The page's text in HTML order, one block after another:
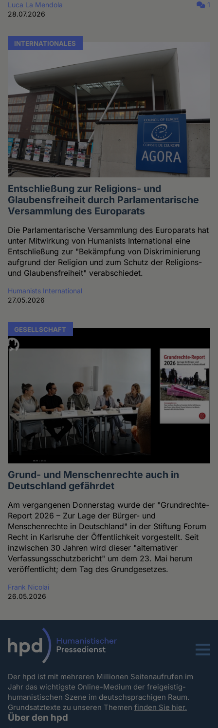
Luca La Mendola
28.07.2026
1
INTERNATIONALES
Entschließung zur Religions- und
Glaubensfreiheit durch Parlamentarische
Versammlung des Europarats
Die Parlamentarische Versammlung des Europarats hat
unter Mitwirkung von Humanists International eine
Entschließung zur "Bekämpfung von Diskriminierung
aufgrund der Religion und zum Schutz der Religions-
und Glaubensfreiheit" verabschiedet.
Humanists International
27.05.2026
GESELLSCHAFT
Grund- und Menschenrechte auch in
Deutschland gefährdet
Am vergangenen Donnerstag wurde der "Grundrechte-
Report 2026 – Zur Lage der Bürger- und
Menschenrechte in Deutschland" in der Stiftung Forum
Recht in Karlsruhe der Öffentlichkeit vorgestellt. Seit
inzwischen 30 Jahren wird dieser "alternativer
Verfassungsschutzbericht" um dem 23. Mai herum
veröffentlicht; dem Tag des Grundgesetzes.
Frank Nicolai
26.05.2026
Menu
Der hpd ist mit mehreren Millionen Seitenaufrufen im
Jahr das wichtigste Online-Medium der freigeistig-
humanistischen Szene im deutschsprachigen Raum.
Grundsatztexte zu unseren Themenfinden Sie hier.
Über den hpd